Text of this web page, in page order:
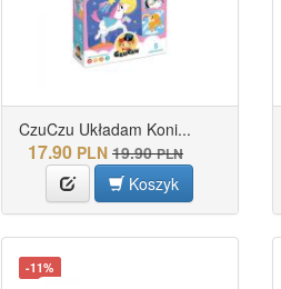
CzuCzu Układam Koni...
17.90 PLN 19.90 PLN
Koszyk
-11%